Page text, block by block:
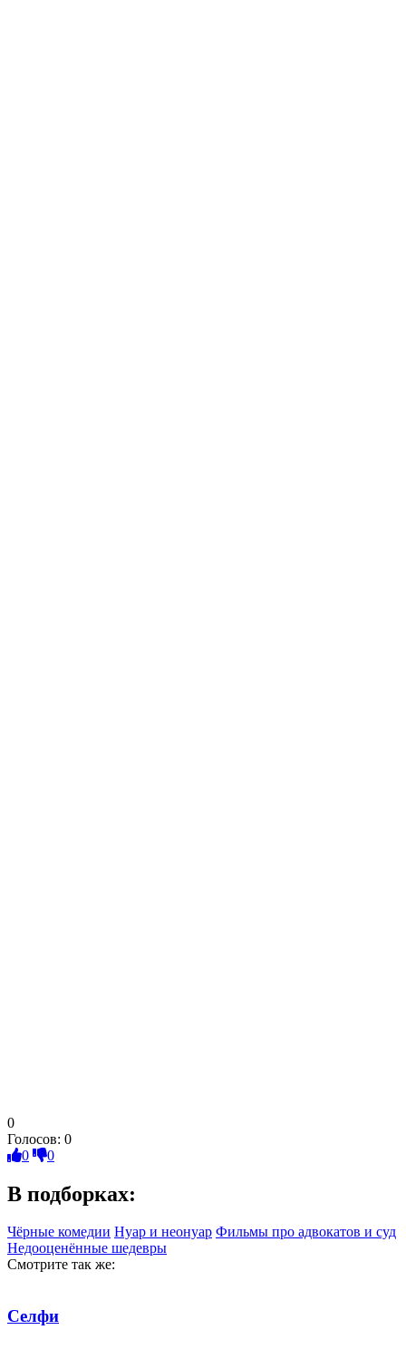
0
Голосов: 0
0
0
В подборках:
Чёрные комедии Нуар и неонуар Фильмы про адвокатов и суд
Недооценённые шедевры
Смотрите так же:
Селфи